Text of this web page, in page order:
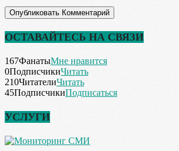
ОСТАВАЙТЕСЬ НА СВЯЗИ
167ФанатыМне нравится
0ПодписчикиЧитать
210ЧитателиЧитать
45ПодписчикиПодписаться
УСЛУГИ